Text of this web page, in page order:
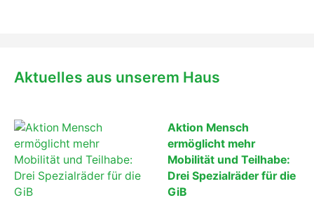
Aktuelles aus unserem Haus
Aktion Mensch
ermöglicht mehr
Mobilität und Teilhabe:
Drei Spezialräder für die
GiB